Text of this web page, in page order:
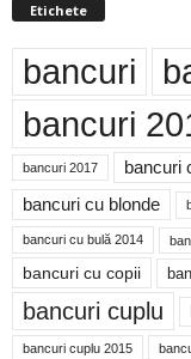
Etichete
bancuri
bancuri
bancuri 2017 bancuri
bancuri cu blonde
bancuri cu bulă 2014
bancuri cu copii
bancuri cuplu
bancuri cuplu 2015